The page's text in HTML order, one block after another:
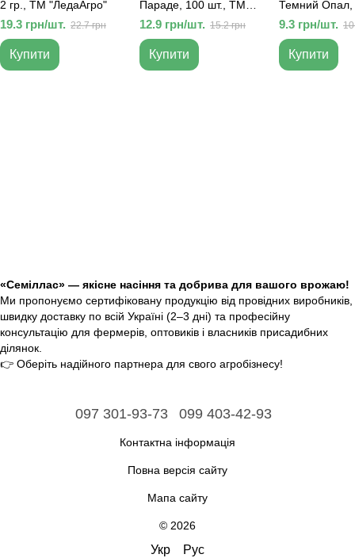
2 гр., ТМ "ЛедаАгро"
19.3 грн/шт. 22.7 грн
Купити
Параде, 100 шт., ТМ
"ЛедаАгро"
12.9 грн/шт. 15.2 грн
Купити
Темний Опал,
фіолетового,
"ЛедаАгро"
9.3 грн/шт.
Купити
«Семіллас» — якісне насіння та добрива для вашого врожаю!
Ми пропонуємо сертифіковану продукцію від провідних виробників,
швидку доставку по всій Україні (2–3 дні) та професійну
консультацію для фермерів, оптовиків і власників присадибних
ділянок.
👉 Оберіть надійного партнера для свого агробізнесу!
097 301-93-73 099 403-42-93
Контактна інформація
Повна версія сайту
Мапа сайту
© 2026
Укр Рус